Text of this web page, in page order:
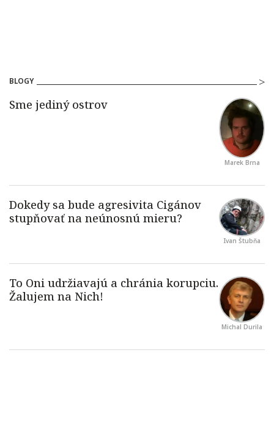
BLOGY
Marek Brna
Ivan Štubňa
Michal Durila